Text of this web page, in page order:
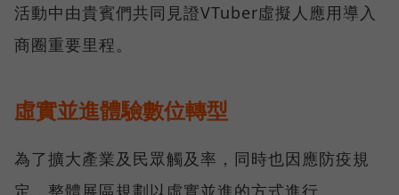
活動中由貴賓們共同見證VTuber虛擬人應用導入
商圈重要里程。
虛實並進體驗數位轉型
為了擴大產業及民眾觸及率，同時也因應防疫規
定，整體展區規劃以虛實並進的方式進行。